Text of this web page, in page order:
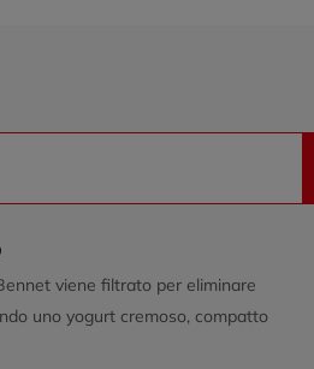
viene filtrato per eliminare
uno yogurt cremoso, compatto